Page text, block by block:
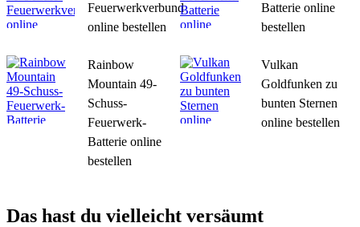
Feuerwerkverbund
online bestellen
Batterie online
bestellen
Rainbow
Mountain 49-
Schuss-
Feuerwerk-
Batterie online
bestellen
Vulkan
Goldfunken zu
bunten Sternen
online bestellen
Das hast du vielleicht versäumt